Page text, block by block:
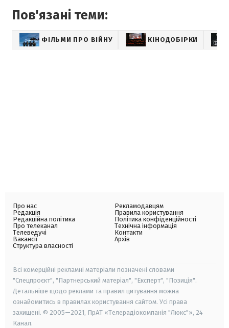
Пов'язані теми:
ФІЛЬМИ ПРО ВІЙНУ КІНОДОБІРКИ
Про нас
Редакція
Редакційна політика
Про телеканал
Телеведучі
Вакансії
Структура власності
Рекламодавцям
Правила користування
Політика конфіденційності
Технічна інформація
Контакти
Архів
Всі комерційні рекламні матеріали позначені словами
"Спецпроєкт", "Партнерський матеріал", "Експерт", "Позиція".
Детальніше щодо реклами та правил цитування можна
ознайомитись в правилах користування сайтом. Усі права
захищені. © 2005—2021, ПрАТ «Телерадіокомпанія "Люкс"», 24
Канал.